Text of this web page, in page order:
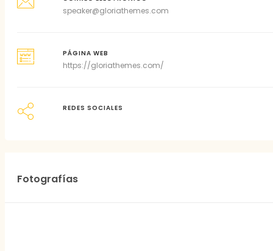
speaker@gloriathemes.com
PÁGINA WEB
https://gloriathemes.com/
REDES SOCIALES
Fotografías